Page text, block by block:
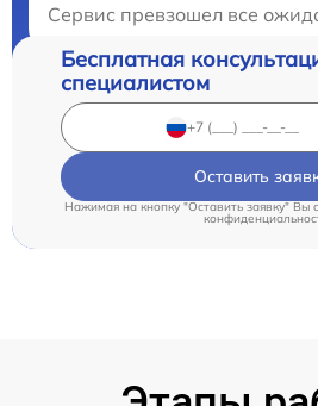
Сервис превзошел все
Бесплатная
специалистом
Оставить
Нажимая на кнопку "Оставить заявку" Вы